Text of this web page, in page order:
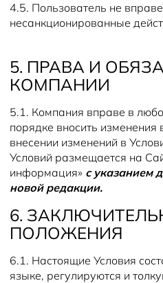
4.5. Пользователь не
несанкционированные
5. ПРАВА И
КОМПАНИИ
5.1. Компания вправе в
порядке вносить
внесении изменений в
Условий размещается на
информация» с указанием
новой редакции.
6.
ПОЛОЖЕНИЯ
6.1. Настоящие Условия
языке, регулируются и